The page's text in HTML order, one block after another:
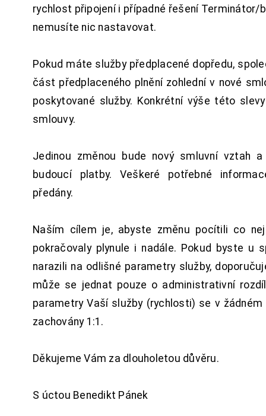
rychlost připojení i případné řešení Terminátor/
nemusíte nic nastavovat.
Pokud máte služby předplacené dopředu,
část předplaceného plnění zohlední v nové
poskytované služby. Konkrétní výše této
smlouvy.
Jedinou změnou bude nový smluvní vztah
budoucí platby. Veškeré potřebné
předány.
Naším cílem je, abyste změnu pocítili co
pokračovaly plynule i nadále. Pokud byste u
narazili na odlišné parametry služby,
může se jednat pouze o administrativní
parametry Vaší služby (rychlosti) se v
zachovány 1:1.
Děkujeme Vám za dlouholetou důvěru.
S úctou Benedikt Pánek